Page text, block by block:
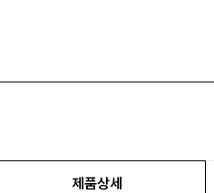
제품상세